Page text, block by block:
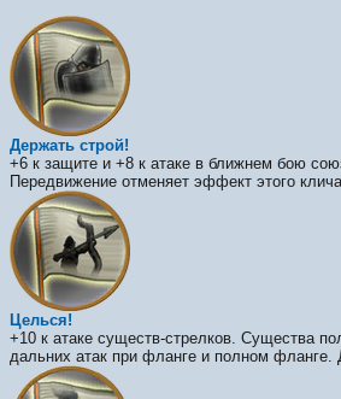
Держать строй!
+6 к защите и +8 к атаке в ближнем бою
Передвижение отменяет эффект этого
Целься!
+10 к атаке существ-стрелков. Существа
дальних атак при фланге и полном фланге.